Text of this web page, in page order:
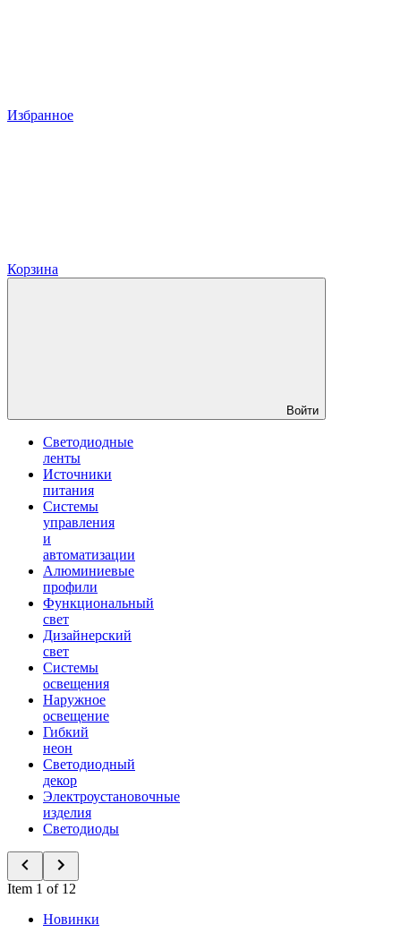
Избранное
Корзина
Войти
Светодиодные
ленты
Источники
питания
Системы
управления
и
автоматизации
Алюминиевые
профили
Функциональный
свет
Дизайнерский
свет
Системы
освещения
Наружное
освещение
Гибкий
неон
Светодиодный
декор
Электроустановочные
изделия
Светодиоды
Item 1 of 12
Новинки